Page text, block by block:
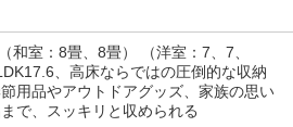
和室：8畳、8畳） （洋室：7、7、
、高床ならではの圧倒的な収納
用品やアウトドアグッズ、家族の思い
で、スッキリと収められる